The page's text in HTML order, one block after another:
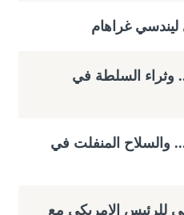
غراهام
السلطة في
المنفلت في
للرئيس الامريكي مع